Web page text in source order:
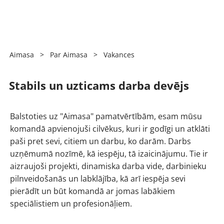
Aimasa > Par Aimasa > Vakances
Stabils un uzticams darba devējs
Balstoties uz "Aimasa" pamatvērtībām, esam mūsu
komandā apvienojuši cilvēkus, kuri ir godīgi un atklāti
paši pret sevi, citiem un darbu, ko darām. Darbs
uzņēmumā nozīmē, kā iespēju, tā izaicinājumu. Tie ir
aizraujoši projekti, dinamiska darba vide, darbinieku
pilnveidošanās un labklājība, kā arī iespēja sevi
pierādīt un būt komandā ar jomas labākiem
speciālistiem un profesionāļiem.